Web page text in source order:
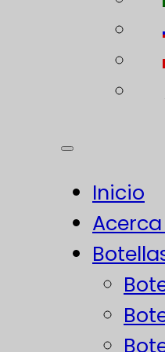
Inicio